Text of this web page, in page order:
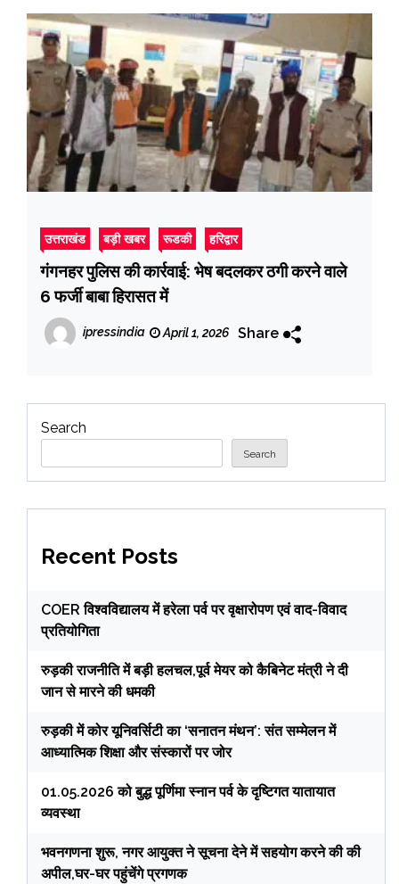
उत्तराखंड बड़ी खबर रूडकी हरिद्वार
गंगनहर पुलिस की कार्रवाई: भेष बदलकर ठगी करने वाले
6 फर्जी बाबा हिरासत में
ipressindia April 1, 2026 Share
Search
Search
Recent Posts
COER विश्वविद्यालय में हरेला पर्व पर वृक्षारोपण एवं वाद-विवाद
प्रतियोगिता
रुड़की राजनीति में बड़ी हलचल,पूर्व मेयर को कैबिनेट मंत्री ने दी
जान से मारने की धमकी
रुड़की में कोर यूनिवर्सिटी का ‘सनातन मंथन’: संत सम्मेलन में
आध्यात्मिक शिक्षा और संस्कारों पर जोर
01.05.2026 को बुद्ध पूर्णिमा स्नान पर्व के दृष्टिगत यातायात
व्यवस्था
भवनगणना शुरू, नगर आयुक्त ने सूचना देने में सहयोग करने की की
अपील,घर-घर पहुंचेंगे प्रगणक